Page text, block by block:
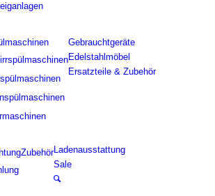
Gebrauchtgeräte
Edelstahlmöbel
Ersatzteile & Zubehör
Ladenausstattung
Zubehör
Sale